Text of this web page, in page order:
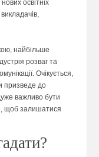
освітніх
найбільше
розваг та
Очікується,
призведе до
важливо бути
щоб залишатися